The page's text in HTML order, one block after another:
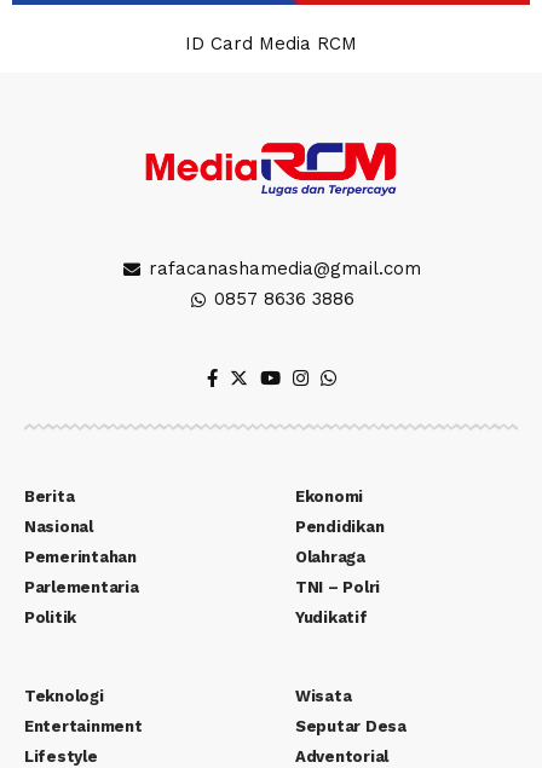
ID Card Media RCM
rafacanashamedia@gmail.com
0857 8636 3886
Berita
Nasional
Pemerintahan
Parlementaria
Politik
Ekonomi
Pendidikan
Olahraga
TNI – Polri
Yudikatif
Teknologi
Entertainment
Lifestyle
Wisata
Seputar Desa
Adventorial